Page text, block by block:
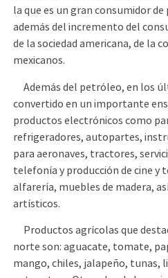
la que es un gran consumidor
además del incremento del
de la sociedad americana, de la
mexicanos.
Además del petróleo, en los
convertido en un importante
productos electrónicos como
refrigeradores, autopartes,
para aeronaves, tractores,
telefonía y producción de cine y
alfarería, muebles de madera,
artísticos.
Productos agrícolas que
norte son: aguacate, tomate,
mango, chiles, jalapeño,